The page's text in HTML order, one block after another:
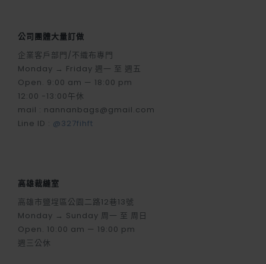
公司團體大量訂做
企業客戶部門/不織布專門
Monday → Friday 週一 至 週五
Open. 9:00 am — 18:00 pm
12:00 -13:00午休
mail : nannanbags@gmail.com
Line ID : @327fihft
高雄裁縫室
高雄市鹽埕區公園二路12巷13號
Monday → Sunday 周一 至 周日
Open. 10:00 am — 19:00 pm
週三公休